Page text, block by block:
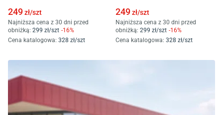
249zł/szt
Najniższa cena z 30 dni przed
obniżką: 299 zł/szt -16%
Cena katalogowa: 328 zł/szt
249zł/szt
Najniższa cena z 30 dni przed
obniżką: 299 zł/szt -16%
Cena katalogowa: 328 zł/szt